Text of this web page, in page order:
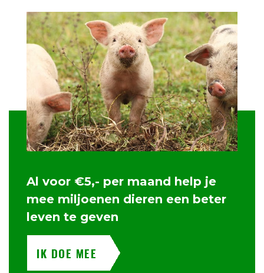
Al voor €5,- per maand help je
mee miljoenen dieren een beter
leven te geven
IK DOE MEE